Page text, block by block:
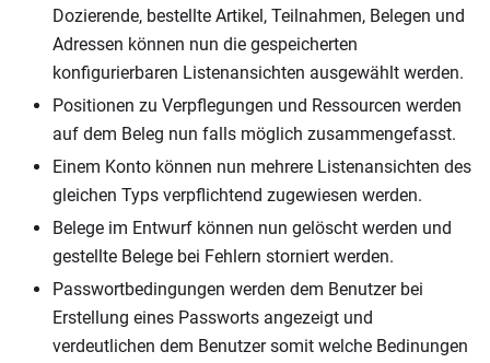
Dozierende, bestellte Artikel, Teilnahmen, Belegen und
Adressen können nun die gespeicherten
konfigurierbaren Listenansichten ausgewählt werden.
Positionen zu Verpflegungen und Ressourcen werden
auf dem Beleg nun falls möglich zusammengefasst.
Einem Konto können nun mehrere Listenansichten des
gleichen Typs verpflichtend zugewiesen werden.
Belege im Entwurf können nun gelöscht werden und
gestellte Belege bei Fehlern storniert werden.
Passwortbedingungen werden dem Benutzer bei
Erstellung eines Passworts angezeigt und
verdeutlichen dem Benutzer somit welche Bedinungen